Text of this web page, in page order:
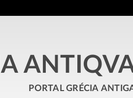
portal grécia